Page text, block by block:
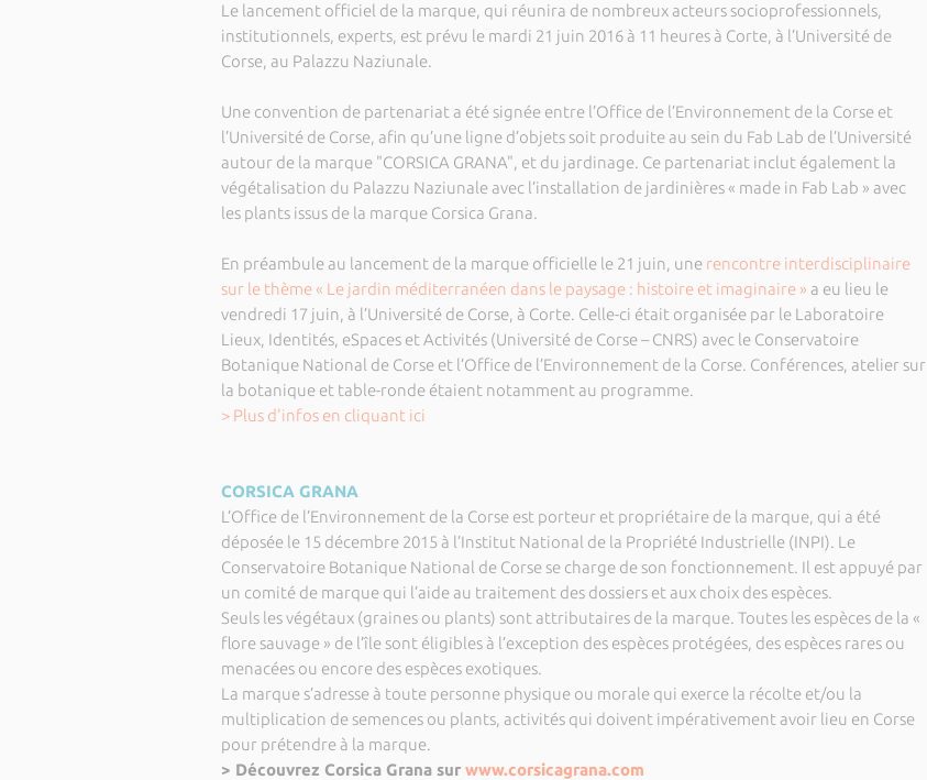
Le lancement officiel de la marque, qui réunira de nombreux acteurs socioprofessionnels,
institutionnels, experts, est prévu le mardi 21 juin 2016 à 11 heures à Corte, à l’Université de
Corse, au Palazzu Naziunale.
Une convention de partenariat a été signée entre l’Office de l’Environnement de la Corse et
l’Université de Corse, afin qu’une ligne d’objets soit produite au sein du Fab Lab de l’Université
autour de la marque "CORSICA GRANA", et du jardinage. Ce partenariat inclut également la
végétalisation du Palazzu Naziunale avec l’installation de jardinières « made in Fab Lab » avec
les plants issus de la marque Corsica Grana.
En préambule au lancement de la marque officielle le 21 juin, une rencontre interdisciplinaire
sur le thème « Le jardin méditerranéen dans le paysage : histoire et imaginaire » a eu lieu le
vendredi 17 juin, à l’Université de Corse, à Corte. Celle-ci était organisée par le Laboratoire
Lieux, Identités, eSpaces et Activités (Université de Corse – CNRS) avec le Conservatoire
Botanique National de Corse et l’Office de l’Environnement de la Corse. Conférences, atelier sur
la botanique et table-ronde étaient notamment au programme.
> Plus d'infos en cliquant ici
CORSICA GRANA
L’Office de l’Environnement de la Corse est porteur et propriétaire de la marque, qui a été
déposée le 15 décembre 2015 à l’Institut National de la Propriété Industrielle (INPI). Le
Conservatoire Botanique National de Corse se charge de son fonctionnement. Il est appuyé par
un comité de marque qui l’aide au traitement des dossiers et aux choix des espèces.
Seuls les végétaux (graines ou plants) sont attributaires de la marque. Toutes les espèces de la «
flore sauvage » de l’île sont éligibles à l’exception des espèces protégées, des espèces rares ou
menacées ou encore des espèces exotiques.
La marque s’adresse à toute personne physique ou morale qui exerce la récolte et/ou la
multiplication de semences ou plants, activités qui doivent impérativement avoir lieu en Corse
pour prétendre à la marque.
> Découvrez Corsica Grana sur www.corsicagrana.com